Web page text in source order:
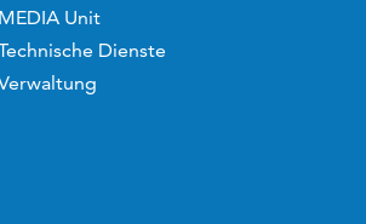
MEDIA Unit
Dienste